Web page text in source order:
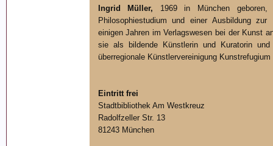
Ingrid Müller, 1969 in München
Philosophiestudium und einer Ausbildung zur
einigen Jahren im Verlagswesen bei der Kunst
sie als bildende Künstlerin und Kuratorin und
überregionale Künstlervereinigung Kunstrefugium
Eintritt frei
Stadtbibliothek Am Westkreuz
Radolfzeller Str. 13
81243 München